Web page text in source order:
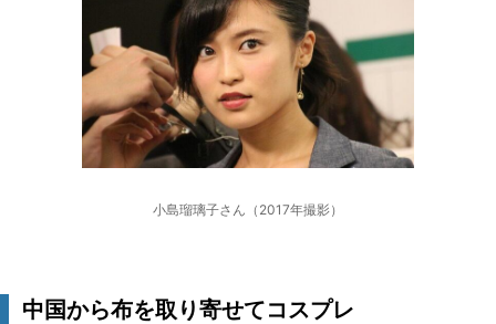
小島瑠璃子さん（2017年撮影）
中国から布を取り寄せてコスプレ